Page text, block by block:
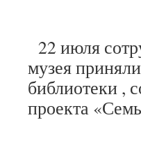
22 июля
музея
библиотеки ,
проекта